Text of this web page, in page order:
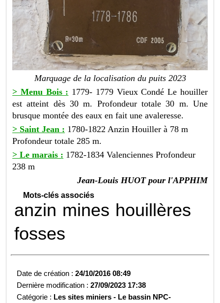
Marquage de la localisation du puits 2023
> Menu Bois : 1779- 1779 Vieux Condé Le houiller
est atteint dès 30 m. Profondeur totale 30 m. Une
brusque montée des eaux en fait une avaleresse.
> Saint Jean : 1780-1822 Anzin Houiller à 78 m
Profondeur totale 285 m.
> Le marais : 1782-1834 Valenciennes Profondeur
238 m
Jean-Louis HUOT pour l'APPHIM
Mots-clés associés
anzin mines houillères
fosses
Date de création :24/10/2016 08:49
Dernière modification :27/09/2023 17:38
Catégorie : Les sites miniers - Le bassin NPC-